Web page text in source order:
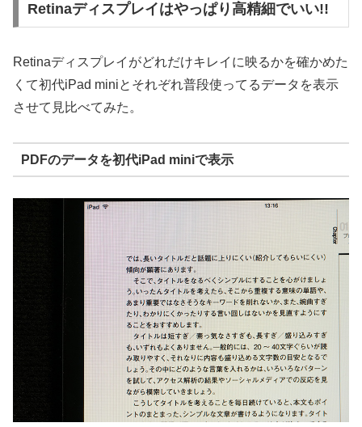
Retinaディスプレイはやっぱり高精細でいい!!
Retinaディスプレイがどれだけキレイに映るかを確かめた
くて初代iPad miniとそれぞれ普段使ってるデータを表示
させて見比べてみた。
PDFのデータを初代iPad miniで表示